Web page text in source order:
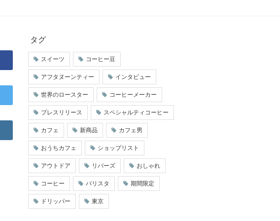
タグ
スイーツ コーヒー豆
アフタヌーンティー インタビュー
世界のロースター コーヒーメーカー
プレスリリース スペシャルティコーヒー
カフェ 新商品 カフェ男
おうちカフェ ショップリスト
アウトドア リバーズ おしゃれ
コーヒー バリスタ 期間限定
ドリッパー 東京